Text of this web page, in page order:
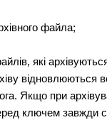
файла;
які
відновлюються
Якщо при
ключем завжди